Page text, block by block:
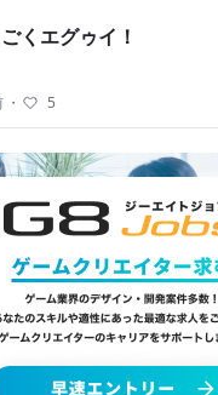
くエグゥイ！
・ 5